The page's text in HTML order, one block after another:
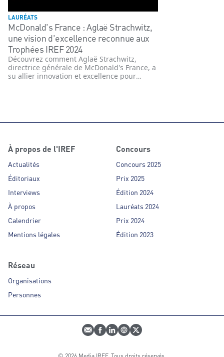
LAURÉATS
McDonald's France : Aglaë Strachwitz,
une vision d'excellence reconnue aux
Trophées IREF 2024
Découvrez comment Aglaë Strachwitz,
directrice générale de McDonald's France, a
su allier innovation et excellence pour
À propos de l'IREF
Actualités
Éditoriaux
Interviews
À propos
Calendrier
Mentions légales
Concours
Concours 2025
Prix 2025
Édition 2024
Lauréats 2024
Prix 2024
Édition 2023
Réseau
Organisations
Personnes
E-mailProfil Facebook
Profil LinkedIn
Site webProfil Twitter